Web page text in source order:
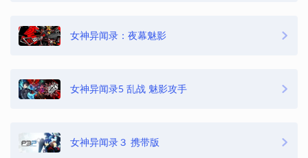
女神异闻录：夜幕魅影
女神异闻录5 乱战 魅影攻手
女神异闻录３ 携带版